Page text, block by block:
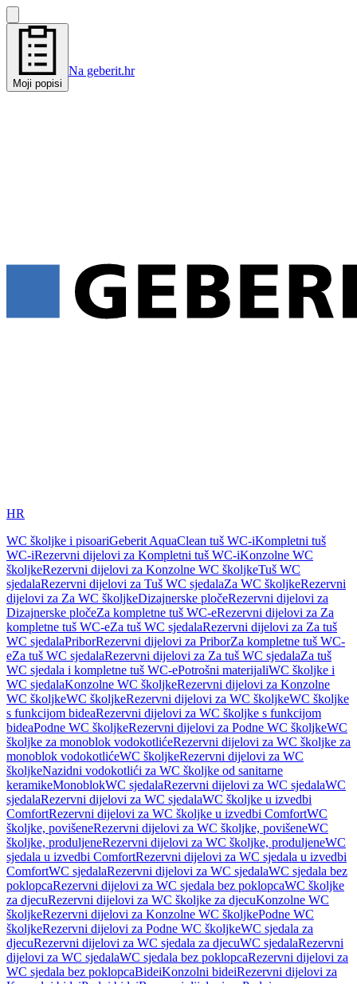
Moji popisi
Na geberit.hr
HR
WC školjke i pisoariGeberit AquaClean tuš WC-iKompletni tuš
WC-iRezervni dijelovi za Kompletni tuš WC-iKonzolne WC
školjkeRezervni dijelovi za Konzolne WC školjkeTuš WC
sjedalaRezervni dijelovi za Tuš WC sjedalaZa WC školjkeRezervni
dijelovi za Za WC školjkeDizajnerske pločeRezervni dijelovi za
Dizajnerske pločeZa kompletne tuš WC-eRezervni dijelovi za Za
kompletne tuš WC-eZa tuš WC sjedalaRezervni dijelovi za Za tuš
WC sjedalaPriborRezervni dijelovi za PriborZa kompletne tuš WC-
eZa tuš WC sjedalaRezervni dijelovi za Za tuš WC sjedalaZa tuš
WC sjedala i kompletne tuš WC-ePotrošni materijaliWC školjke i
WC sjedalaKonzolne WC školjkeRezervni dijelovi za Konzolne
WC školjkeWC školjkeRezervni dijelovi za WC školjkeWC školjke
s funkcijom bideaRezervni dijelovi za WC školjke s funkcijom
bideaPodne WC školjkeRezervni dijelovi za Podne WC školjkeWC
školjke za monoblok vodokotlićeRezervni dijelovi za WC školjke za
monoblok vodokotlićeWC školjkeRezervni dijelovi za WC
školjkeNazidni vodokotlići za WC školjke od sanitarne
keramikeMonoblokWC sjedalaRezervni dijelovi za WC sjedalaWC
sjedalaRezervni dijelovi za WC sjedalaWC školjke u izvedbi
ComfortRezervni dijelovi za WC školjke u izvedbi ComfortWC
školjke, povišeneRezervni dijelovi za WC školjke, povišeneWC
školjke, produljeneRezervni dijelovi za WC školjke, produljeneWC
sjedala u izvedbi ComfortRezervni dijelovi za WC sjedala u izvedbi
ComfortWC sjedalaRezervni dijelovi za WC sjedalaWC sjedala bez
poklopcaRezervni dijelovi za WC sjedala bez poklopcaWC školjke
za djecuRezervni dijelovi za WC školjke za djecuKonzolne WC
školjkeRezervni dijelovi za Konzolne WC školjkePodne WC
školjkeRezervni dijelovi za Podne WC školjkeWC sjedala za
djecuRezervni dijelovi za WC sjedala za djecuWC sjedalaRezervni
dijelovi za WC sjedalaWC sjedala bez poklopcaRezervni dijelovi za
WC sjedala bez poklopcaBideiKonzolni bideiRezervni dijelovi za